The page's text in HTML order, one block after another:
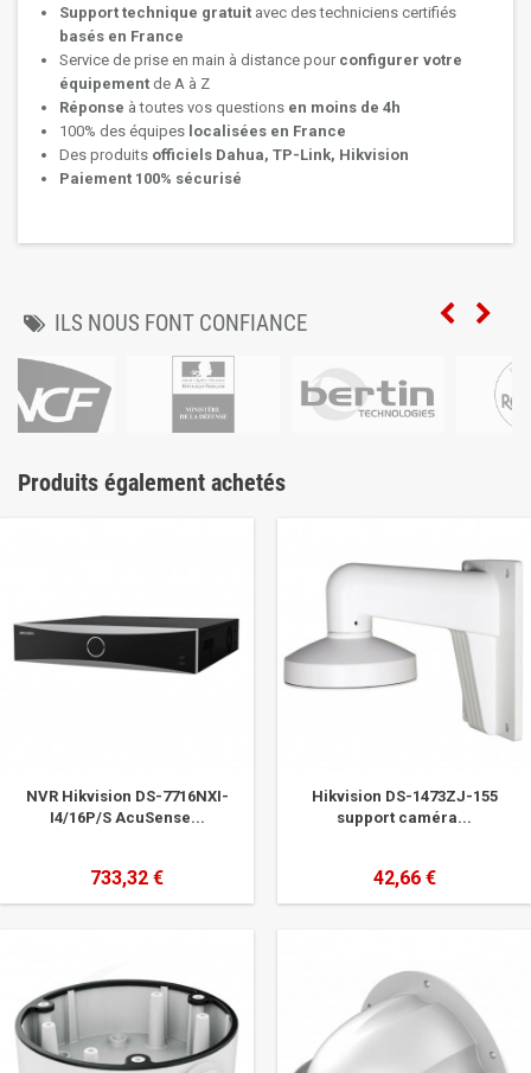
Support technique gratuit avec des techniciens certifiés
basés en France
Service de prise en main à distance pour configurer votre
équipement de A à Z
Réponse à toutes vos questions en moins de 4h
100% des équipes localisées en France
Des produits officiels Dahua, TP-Link, Hikvision
Paiement 100% sécurisé
ILS NOUS FONT CONFIANCE
Produits également achetés
NVR Hikvision DS-7716NXI-
I4/16P/S AcuSense...
733,32 €
Hikvision DS-1473ZJ-155
support caméra...
42,66 €